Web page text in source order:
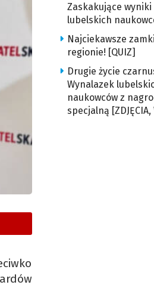
Zaskakujące wyniki
lubelskich
Najciekawsze
regionie! [QUIZ]
Drugie życie
Wynalazek
naukowców z
specjalną [ZDJĘCIA,